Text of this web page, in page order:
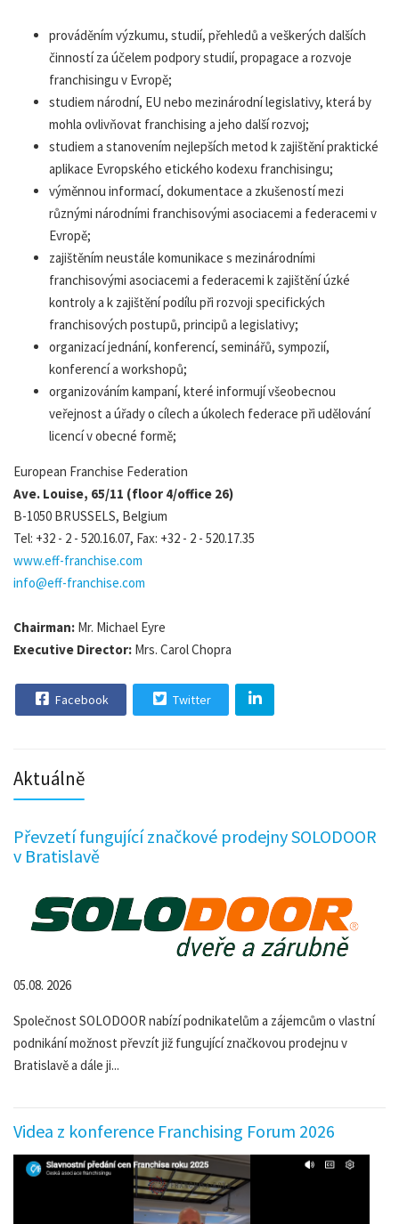
prováděním výzkumu, studií, přehledů a veškerých dalších
činností za účelem podpory studií, propagace a rozvoje
franchisingu v Evropě;
studiem národní, EU nebo mezinárodní legislativy, která by
mohla ovlivňovat franchising a jeho další rozvoj;
studiem a stanovením nejlepších metod k zajištění praktické
aplikace Evropského etického kodexu franchisingu;
výměnnou informací, dokumentace a zkušeností mezi
různými národními franchisovými asociacemi a federacemi v
Evropě;
zajištěním neustále komunikace s mezinárodními
franchisovými asociacemi a federacemi k zajištění úzké
kontroly a k zajištění podílu při rozvoji specifických
franchisových postupů, principů a legislativy;
organizací jednání, konferencí, seminářů, sympozií,
konferencí a workshopů;
organizováním kampaní, které informují všeobecnou
veřejnost a úřady o cílech a úkolech federace při udělování
licencí v obecné formě;
European Franchise Federation
Ave. Louise, 65/11 (floor 4/office 26)
B-1050 BRUSSELS, Belgium
Tel: +32 - 2 - 520.16.07, Fax: +32 - 2 - 520.17.35
www.eff-franchise.com
info@eff-franchise.com
Chairman: Mr. Michael Eyre
Executive Director: Mrs. Carol Chopra
Facebook Twitter
Aktuálně
Převzetí fungující značkové prodejny SOLODOOR
v Bratislavě
05.08. 2026
Společnost SOLODOOR nabízí podnikatelům a zájemcům o vlastní
podnikání možnost převzít již fungující značkovou prodejnu v
Bratislavě a dále ji...
Videa z konference Franchising Forum 2026